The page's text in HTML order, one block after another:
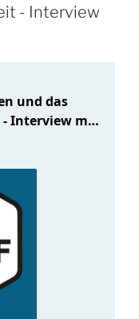
- Interview